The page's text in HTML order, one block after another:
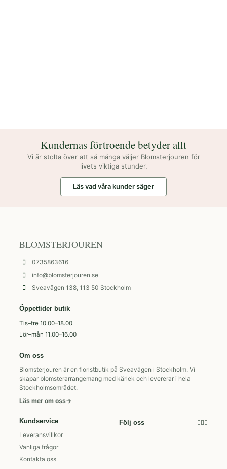
Kundernas förtroende betyder allt
Vi är stolta över att så många väljer Blomsterjouren för
livets viktiga stunder.
Läs vad våra kunder säger
BLOMSTERJOUREN
0735863616
info@blomsterjouren.se
Sveavägen 138, 113 50 Stockholm
Öppettider butik
Tis–fre 10.00–18.00
Lör–mån 11.00–16.00
Om oss
Blomsterjouren är en floristbutik på Sveavägen i Stockholm. Vi
skapar blomsterarrangemang med kärlek och levererar i hela
Stockholmsområdet.
Läs mer om oss→
Kundservice
Leveransvillkor
Vanliga frågor
Kontakta oss
Följ oss